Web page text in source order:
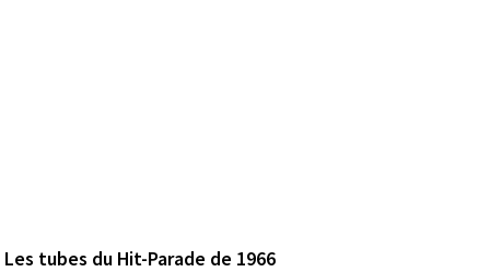
Les tubes du Hit-Parade de 1966